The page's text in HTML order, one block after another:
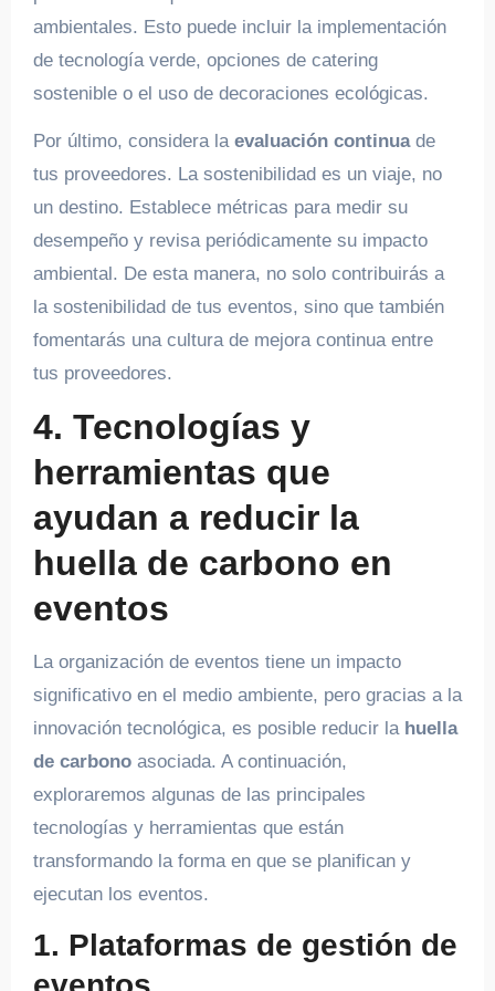
ambientales. Esto puede incluir la implementación
de tecnología verde, opciones de catering
sostenible o el uso de decoraciones ecológicas.
Por último, considera la evaluación continuade
tus proveedores. La sostenibilidad es un viaje, no
un destino. Establece métricas para medir su
desempeño y revisa periódicamente su impacto
ambiental. De esta manera, no solo contribuirás a
la sostenibilidad de tus eventos, sino que también
fomentarás una cultura de mejora continua entre
tus proveedores.
4. Tecnologías y
herramientas que
ayudan a reducir la
huella de carbono en
eventos
La organización de eventos tiene un impacto
significativo en el medio ambiente, pero gracias a la
innovación tecnológica, es posible reducir la huella
de carbonoasociada. A continuación,
exploraremos algunas de las principales
tecnologías y herramientas que están
transformando la forma en que se planifican y
ejecutan los eventos.
1. Plataformas de gestión de